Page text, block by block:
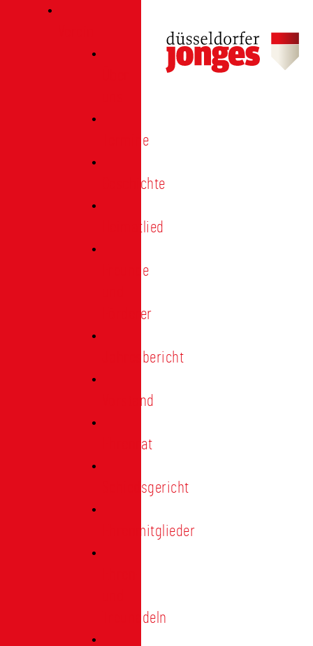
Termine
Geschichte
Heimatlied
Freunde
Förderer
Jahresbericht
Vorstand
Ehrenrat
Schiedsgericht
Ehrenmitglieder
Treunadeln